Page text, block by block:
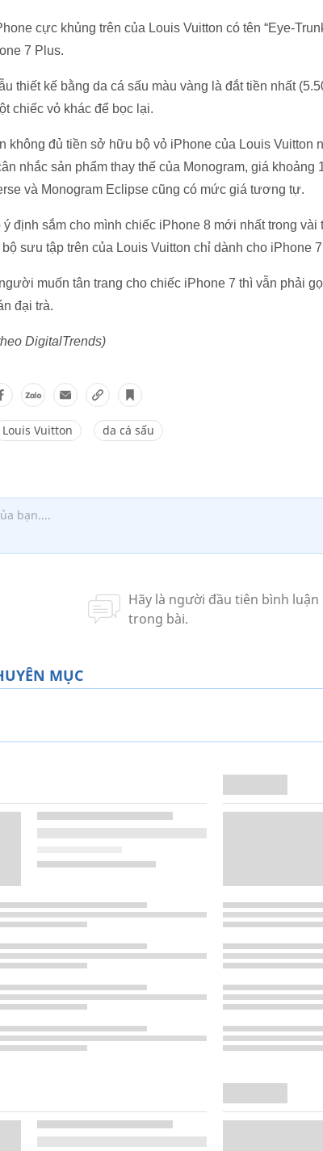
cực khủng trên của Louis Vuitton có tên “Eye-
7 Plus.
thiết kế bằng da cá sấu màu vàng là đắt tiền nhất
chiếc vỏ khác để bọc lại.
không đủ tiền sở hữu bộ vỏ iPhone của Louis Vuitton
nhắc sản phẩm thay thế của Monogram, giá khoảng
và Monogram Eclipse cũng có mức giá tương tự.
định sắm cho mình chiếc iPhone 8 mới nhất trong vài
sưu tập trên của Louis Vuitton chỉ dành cho iPhone
muốn tân trang cho chiếc iPhone 7 thì vẫn phải
đại trà.
DigitalTrends)
Louis Vuitton da cá sấu
MỤC